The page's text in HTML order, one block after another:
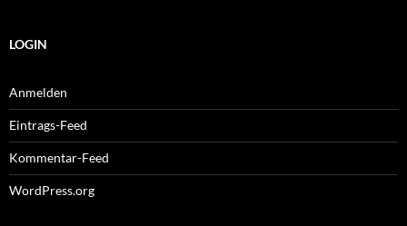
LOGIN
Anmelden
Eintrags-Feed
Kommentar-Feed
WordPress.org